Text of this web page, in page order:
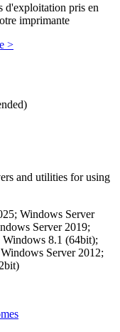
d'exploitation pris en
imprimante
>
and utilities for using
Windows Server
Server 2019;
8.1 (64bit);
Server 2012;